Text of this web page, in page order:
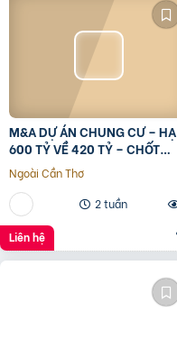
M&A DỰ ÁN CHUNG CƯ – HẠ
600 TỶ VỀ 420 TỶ – CHỐT
LVCC
Ngoài Cần Thơ
2 tuần
Liên hệ